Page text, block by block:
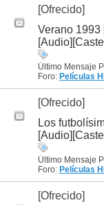
[Ofrecido]
Verano 1993
Último Mensaje
Foro: Películas
[Ofrecido]
Los
Último Mensaje
Foro: Películas
[Ofrecido]